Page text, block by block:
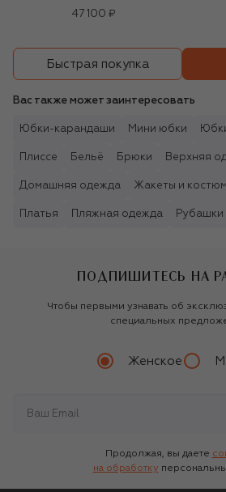
47 100 ₽
Быстрая покупка
Вас также может заинтересовать
Юбки-карандаши Мини юбки
Плиссе Бельё Брюки Верхняя
Домашняя одежда Жакеты и
Платья Пляжная одежда Рубашки
ПОДПИШИТЕСЬ НА
Чтобы первыми узнавать об
специальных
Женское
Продолжая, вы даете
на обработку